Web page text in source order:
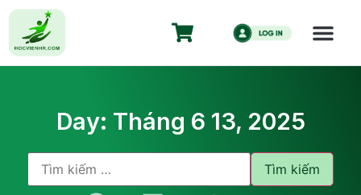
Day: Tháng 6 13, 2025